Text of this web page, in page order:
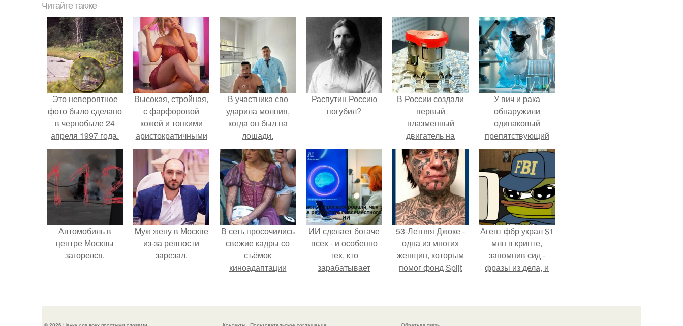
Читайте также
Это невероятное
фото было сделано
в чернобыле 24
апреля 1997 года.
Высокая, стройная,
с фарфоровой
кожей и тонкими
аристократичными
чертами, эль
выглядит так, будто
сошла с полотна
художника.
В участника сво
ударила молния,
когда он был на
лошади.
Распутин Россию
погубил?
В России создали
первый
плазменный
двигатель на
криптоне.
У вич и рака
обнаружили
одинаковый
препятствующий
лечению механизм.
Автомобиль в
центре Москвы
загорелся.
Mуж жену в Москве
из-за ревности
зарезал.
В сеть просочились
свежие кадры со
съёмок
киноадаптации
моментально
ИИ сделает богаче
всех - и особенно
тех, кто
зарабатывает
53-Летняя Джоке -
одна из многих
женщин, которым
помог фонд Spijt
Роттердаме.
Агент фбр украл $1
млн в крипте,
запомнив сид -
фразы из дела, и
потратить.